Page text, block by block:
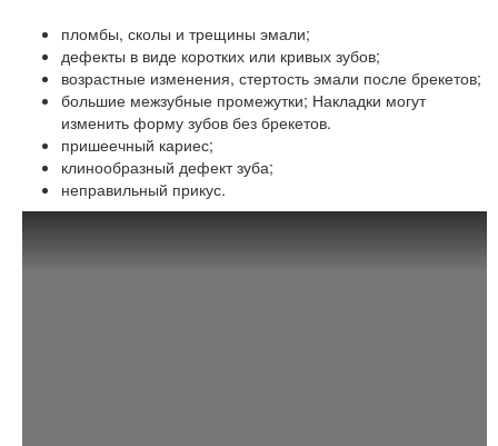
пломбы, сколы и трещины эмали;
дефекты в виде коротких или кривых зубов;
возрастные изменения, стертость эмали после брекетов;
большие межзубные промежутки; Накладки могут
изменить форму зубов без брекетов.
пришеечный кариес;
клинообразный дефект зуба;
неправильный прикус.